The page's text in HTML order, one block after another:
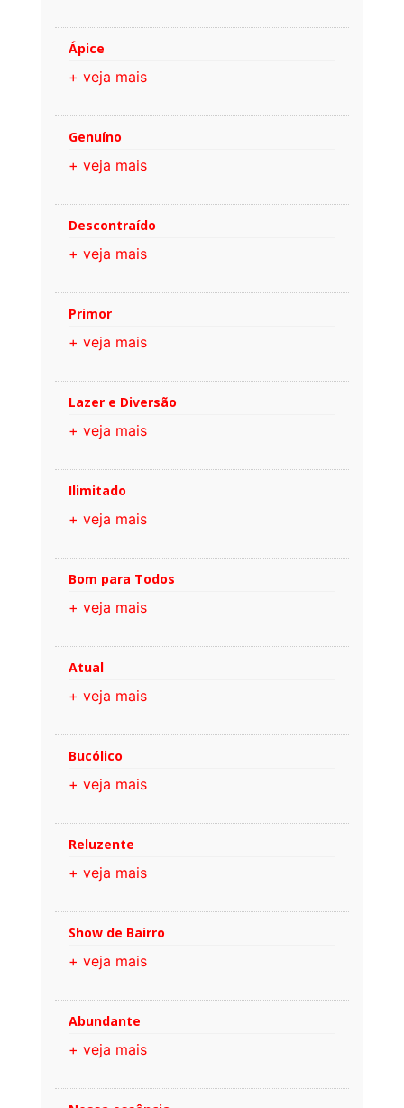
Ápice
+ veja mais
Genuíno
+ veja mais
Descontraído
+ veja mais
Primor
+ veja mais
Lazer e Diversão
+ veja mais
Ilimitado
+ veja mais
Bom para Todos
+ veja mais
Atual
+ veja mais
Bucólico
+ veja mais
Reluzente
+ veja mais
Show de Bairro
+ veja mais
Abundante
+ veja mais